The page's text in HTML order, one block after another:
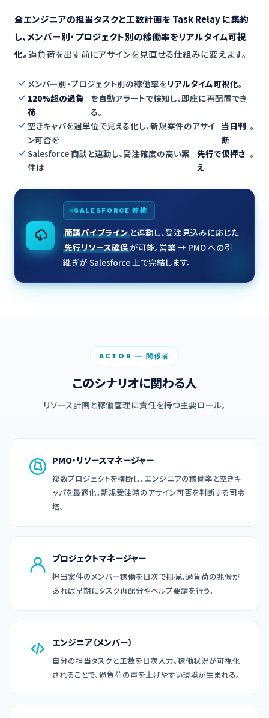
全エンジニアの担当タスクと工数計画を Task Relay に集約
し、メンバー別・プロジェクト別の稼働率をリアルタイム可視
化。過負荷を出す前にアサインを見直せる仕組みに変えます。
メンバー別・プロジェクト別の稼働率をリアルタイム可視化。
120%超の過負
荷
を自動アラートで検知し、即座に再配置でき
る。
空きキャパを週単位で見える化し、新規案件のアサイ
ン可否を
当日判
断
。
Salesforce 商談と連動し、受注確度の高い案
件は
先行で仮押さ
え
。
SALESFORCE 連携
商談パイプライン と連動し、受注見込みに応じた
先行リソース確保が可能。営業 → PMO への引
継ぎが Salesforce 上で完結します。
ACTOR — 関係者
このシナリオに関わる人
リソース計画と稼働管理に責任を持つ主要ロール。
PMO・リソースマネージャー
複数プロジェクトを横断し、エンジニアの稼働率と空きキ
ャパを最適化。新規受注時のアサイン可否を判断する司令
塔。
プロジェクトマネージャー
担当案件のメンバー稼働を日次で把握。過負荷の兆候が
あれば早期にタスク再配分やヘルプ要請を行う。
エンジニア（メンバー）
自分の担当タスクと工数を日次入力。稼働状況が可視化
されることで、過負荷の声を上げやすい環境が生まれる。